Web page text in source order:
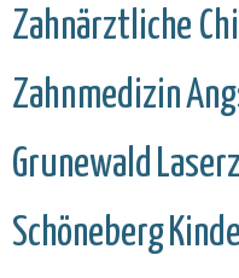
Zahnärztliche
Zahnmedizin
Grunewald
Schöneberg